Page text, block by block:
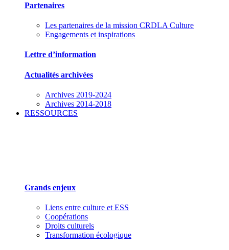
Partenaires
Les partenaires de la mission CRDLA Culture
Engagements et inspirations
Lettre d’information
Actualités archivées
Archives 2019-2024
Archives 2014-2018
RESSOURCES
Grands enjeux
Liens entre culture et ESS
Coopérations
Droits culturels
Transformation écologique